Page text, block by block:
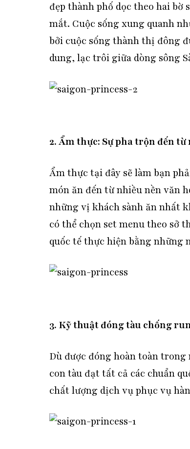
đẹp thành phố dọc theo hai
mắt. Cuộc sống xung quanh
bởi cuộc sống thành thị đông
dung, lạc trôi giữa dòng sông
2. Ẩm thực: Sự pha trộn đến
Ẩm thực tại đây sẽ làm bạn
món ăn đến từ nhiều nền văn
những vị khách sành ăn nhất
có thể chọn set menu theo sở
quốc tế thực hiện bằng những
3. Kỹ thuật đóng tàu chống
Dù được đóng hoàn toàn
con tàu đạt tất cả các chuẩn
chất lượng dịch vụ phục vụ